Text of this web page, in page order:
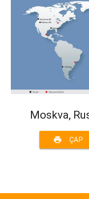
Moskva,
print ÇAP